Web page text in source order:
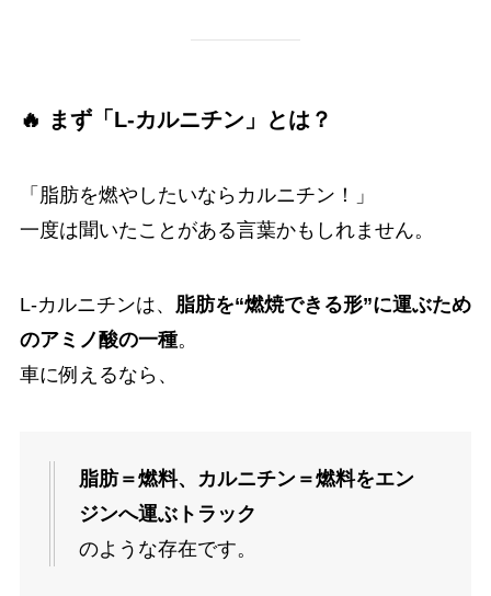
🔥 まず「L-カルニチン」とは？
「脂肪を燃やしたいならカルニチン！」
一度は聞いたことがある言葉かもしれません。
L-カルニチンは、 脂肪を“燃焼できる形”に運ぶため
のアミノ酸の一種。
車に例えるなら、
脂肪＝燃料、カルニチン＝燃料をエン
ジンへ運ぶトラック
のような存在です。